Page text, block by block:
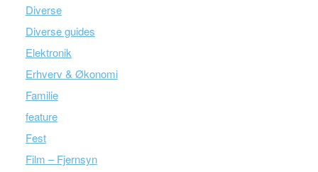
Diverse
Diverse guides
Elektronik
Erhverv & Økonomi
Familie
feature
Fest
Film – Fjernsyn